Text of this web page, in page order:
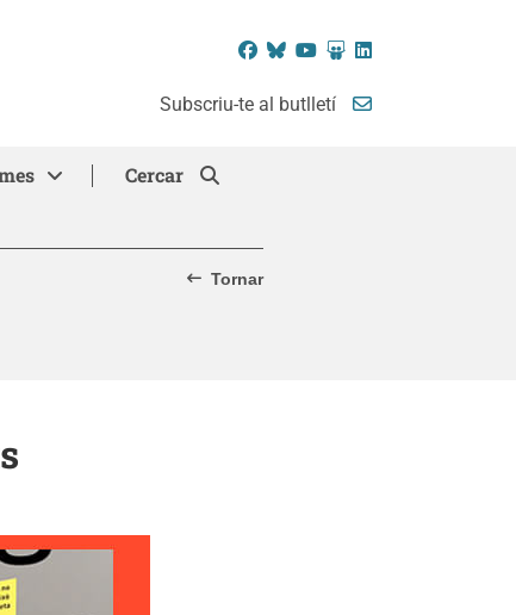
Facebook
BlueskyYouTube
SlideShare
LinkedIn
Subscriu-te al butlletí
Cercar
Tornar